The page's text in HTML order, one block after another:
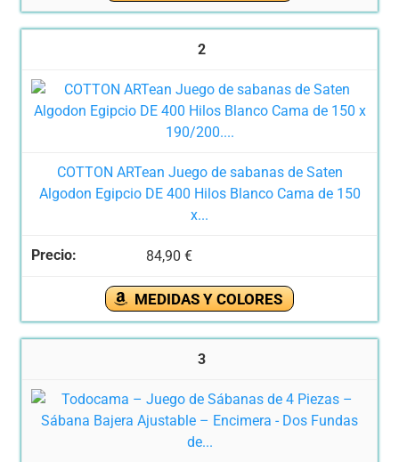
2
COTTON ARTean Juego de sabanas de Saten
Algodon Egipcio DE 400 Hilos Blanco Cama de 150
x...
84,90 €
MEDIDAS Y COLORES
3